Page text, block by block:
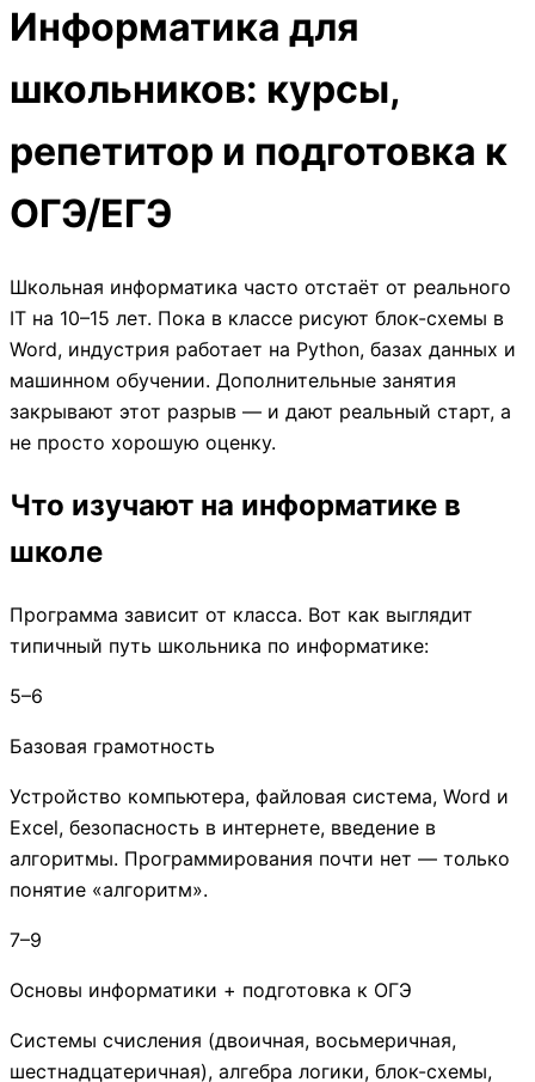
Информатика для
школьников: курсы,
репетитор и подготовка к
ОГЭ/ЕГЭ
Школьная информатика часто отстаёт от реального
IT на 10–15 лет. Пока в классе рисуют блок-схемы в
Word, индустрия работает на Python, базах данных и
машинном обучении. Дополнительные занятия
закрывают этот разрыв — и дают реальный старт, а
не просто хорошую оценку.
Что изучают на информатике в
школе
Программа зависит от класса. Вот как выглядит
типичный путь школьника по информатике:
5–6
Базовая грамотность
Устройство компьютера, файловая система, Word и
Excel, безопасность в интернете, введение в
алгоритмы. Программирования почти нет — только
понятие «алгоритм».
7–9
Основы информатики + подготовка к ОГЭ
Системы счисления (двоичная, восьмеричная,
шестнадцатеричная), алгебра логики, блок-схемы,